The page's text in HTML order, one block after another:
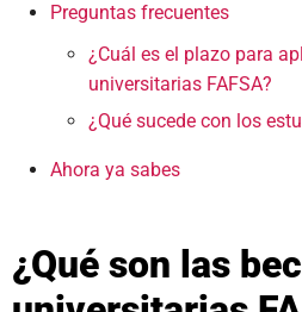
Preguntas frecuentes
¿Cuál es el plazo para
universitarias FAFSA?
¿Qué sucede con los
Ahora ya sabes
¿Qué son las